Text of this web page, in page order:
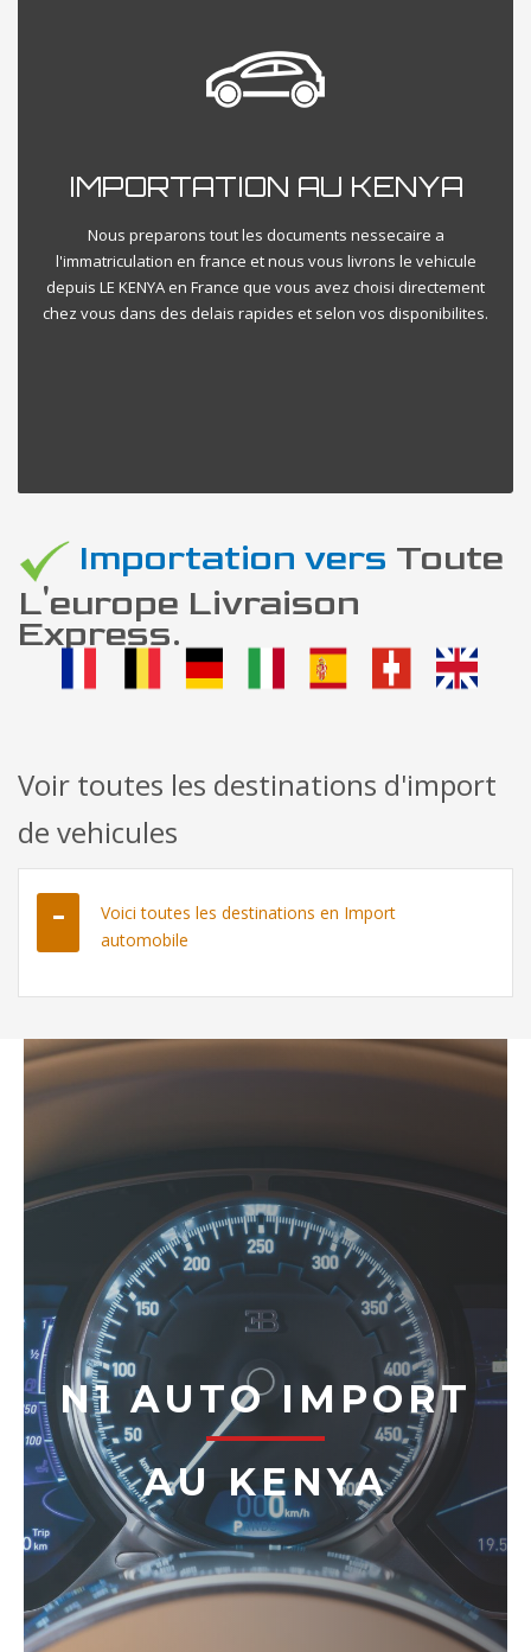
IMPORTATION AU KENYA
Nous preparons tout les documents nessecaire a
l'immatriculation en france et nous vous livrons le vehicule
depuis LE KENYA en France que vous avez choisi directement
chez vous dans des delais rapides et selon vos disponibilites.
Importation vers Toute
L'europe Livraison
Express.
Voir toutes les destinations d'import
de vehicules
Voici toutes les destinations en Import
automobile
N1 AUTO IMPORT
AU KENYA